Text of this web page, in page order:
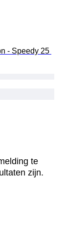
- Speedy 25
te
zijn.